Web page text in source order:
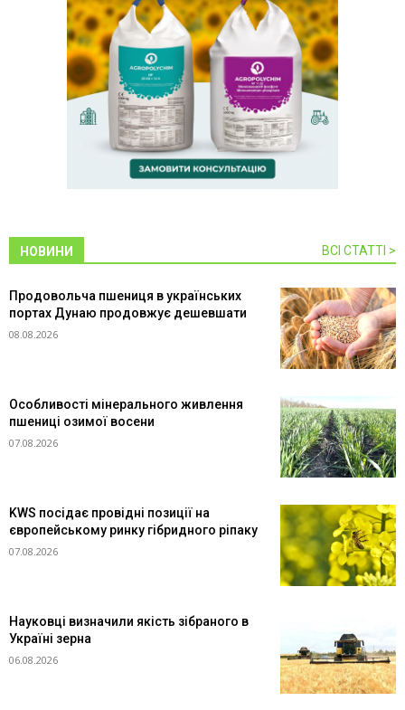
НОВИНИ ВСІ СТАТТІ >
Продовольча пшениця в українських
портах Дунаю продовжує дешевшати
08.08.2026
Особливості мінерального живлення
пшениці озимої восени
07.08.2026
KWS посідає провідні позиції на
європейському ринку гібридного ріпаку
07.08.2026
Науковці визначили якість зібраного в
Україні зерна
06.08.2026